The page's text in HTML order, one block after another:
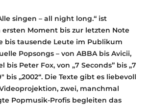
singen – all night long.“ ist
ersten Moment bis zur letzten Note
bis tausende Leute im Publikum
Popsongs – von ABBA bis Avicii,
bis Peter Fox, von „7 Seconds” bis „7
bis „2002“. Die Texte gibt es liebevoll
zwei, manchmal
Popmusik-Profis begleiten das